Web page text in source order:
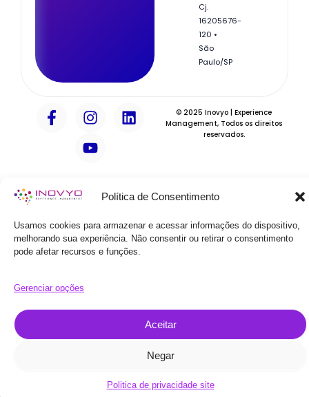
Política de Consentimento
Usamos cookies para armazenar e acessar informações do dispositivo,
melhorando sua experiência. Não consentir ou retirar o consentimento
pode afetar recursos e funções.
Gerenciar opções
Aceitar
Negar
Politica de privacidade site
Cj.
16205676-
120 •
São
Paulo/SP
F
a
o
-
f
I
n
s
t
m
L
i
i
Y
o
u
t
© 2025 Inovyo | Experience
Management, Todos os direitos
reservados.